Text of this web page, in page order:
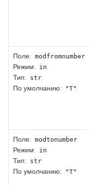
Поле: modfromnumber
Режим: in
Тип: str
По умолчанию: "T"
Поле: modtonumber
Режим: in
Тип: str
По умолчанию: "T"